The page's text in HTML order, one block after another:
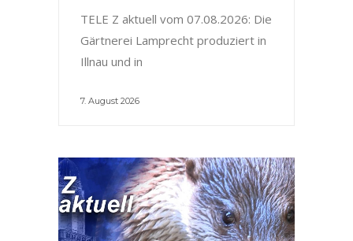
TELE Z aktuell vom 07.08.2026: Die
Gärtnerei Lamprecht produziert in
Illnau und in
7. August 2026